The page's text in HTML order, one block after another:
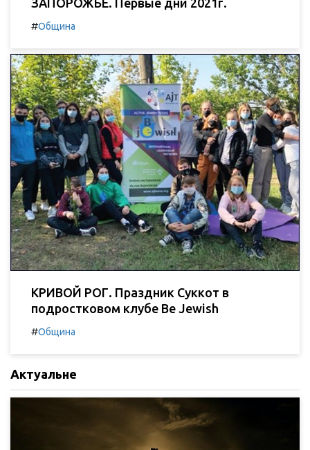
#Община
КРИВОЙ РОГ. Праздник Суккот в
подростковом клубе Be Jewish
#Община
Актуальне